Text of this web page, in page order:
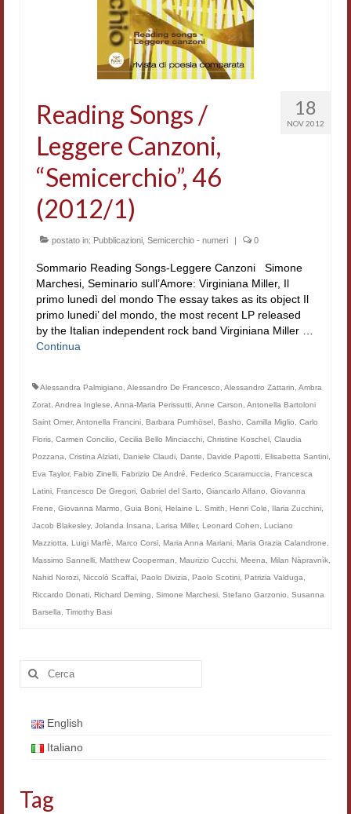
Master INFOTEXT
Workshop DH
Summer School DH
ERASMUS/DEMM
Storia e forme della canzone
Pubblicazioni
Hagiographica Coreana
Koreanische Literatur und Kultur
Scrittori latini dell’Europa medioevale
Altri volumi
Atti di convegno
Materiali
Presentazione
Numeri
Indice 1986-2008
Saggi e testi online
Comitato scientifico
18
NOV 2012
Reading Songs /
Leggere Canzoni,
“Semicerchio”, 46
(2012/1)
postato in: Pubblicazioni Semicerchio - numeri 0
Sommario Reading Songs-Leggere Canzoni Simone
Marchesi, Seminario sull’Amore: Virginiana Miller, Il
primo lunedì del mondo The essay takes as its object Il
primo lunedi’ del mondo, the most recent LP released
by the Italian independent rock band Virginiana Miller …
Continua
Alessandra Palmigiano, Alessandro De Francesco, Alessandro Zattarin, Ambra
Zorat, Andrea Inglese, Anna-Maria Perissutti, Anne Carson, Antonella Bartoloni
Saint Omer, Antonella Francini, Barbara Pumhösel, Basho, Camilla Miglio, Carlo
Floris, Carmen Concilio, Cecilia Bello Minciacchi, Christine Koschel, Claudia
Pozzana, Cristina Alziati, Daniele Claudi, Dante, Davide Papotti, Elisabetta Santini,
Eva Taylor, Fabio Zinelli, Fabrizio De André, Federico Scaramuccia, Francesca
Latini, Francesco De Gregori, Gabriel del Sarto, Giancarlo Alfano, Giovanna
Frene, Giovanna Marmo, Guia Boni, Helaine L. Smith, Henri Cole, Ilaria Zucchini,
Jacob Blakesley, Jolanda Insana, Larisa Miller, Leonard Cohen, Luciano
Mazziotta, Luigi Marfè, Marco Corsi, Maria Anna Mariani, Maria Grazia Calandrone,
Massimo Sannelli, Matthew Cooperman, Maurizio Cucchi, Meena, Milan Nàpravnìk,
Nahid Norozi, Niccolò Scaffai, Paolo Divizia, Paolo Scotini, Patrizia Valduga,
Riccardo Donati, Richard Deming, Simone Marchesi, Stefano Garzonio, Susanna
Barsella, Timothy Basi
Cerca:
English
Italiano
Tag